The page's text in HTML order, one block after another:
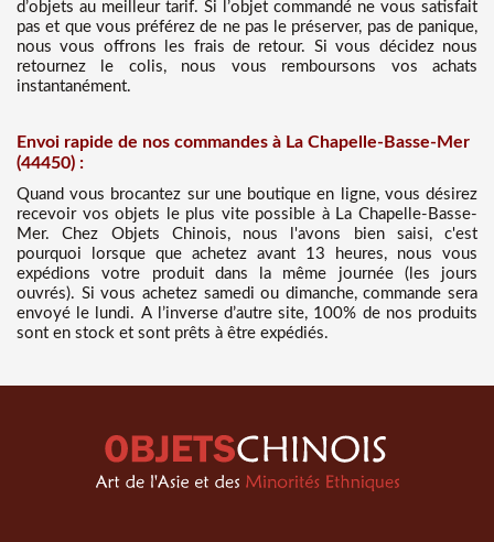
d’objets au meilleur tarif. Si l’objet commandé ne vous satisfait
pas et que vous préférez de ne pas le préserver, pas de panique,
nous vous offrons les frais de retour. Si vous décidez nous
retournez le colis, nous vous remboursons vos achats
instantanément.
Envoi rapide de nos commandes à La Chapelle-Basse-Mer
(44450) :
Quand vous brocantez sur une boutique en ligne, vous désirez
recevoir vos objets le plus vite possible à La Chapelle-Basse-
Mer. Chez Objets Chinois, nous l'avons bien saisi, c'est
pourquoi lorsque que achetez avant 13 heures, nous vous
expédions votre produit dans la même journée (les jours
ouvrés). Si vous achetez samedi ou dimanche, commande sera
envoyé le lundi. A l’inverse d’autre site, 100% de nos produits
sont en stock et sont prêts à être expédiés.